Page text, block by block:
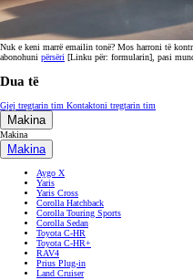
Nuk e keni marrë emailin tonë? Mos harroni të
abonohuni përsëri [Linku për: formularin], pasi
Dua të
Gjej tregtarin tim Kontaktoni tregtarin tim
Makina
Makina
Makina
Aygo X
Yaris
Yaris Cross
Corolla Hatchback
Corolla Touring Sports
Corolla Sedan
Toyota C-HR
Toyota C-HR+
RAV4
Prius Plug-in
Land Cruiser